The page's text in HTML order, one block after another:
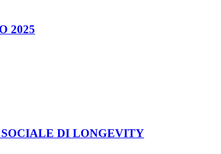
2025
SOCIALE DI LONGEVITY